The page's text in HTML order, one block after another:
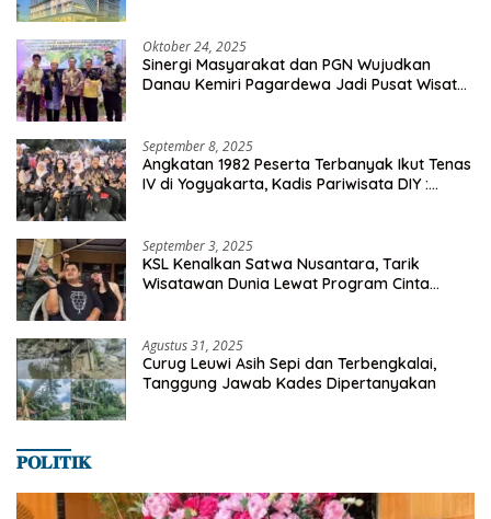
Oktober 24, 2025
Sinergi Masyarakat dan PGN Wujudkan
Danau Kemiri Pagardewa Jadi Pusat Wisata
September 8, 2025
Angkatan 1982 Peserta Terbanyak Ikut Tenas
IV di Yogyakarta, Kadis Pariwisata DIY :
September 3, 2025
KSL Kenalkan Satwa Nusantara, Tarik
Wisatawan Dunia Lewat Program Cinta
Agustus 31, 2025
Curug Leuwi Asih Sepi dan Terbengkalai,
Tanggung Jawab Kades Dipertanyakan
𝐏𝐎𝐋𝐈𝐓𝐈𝐊